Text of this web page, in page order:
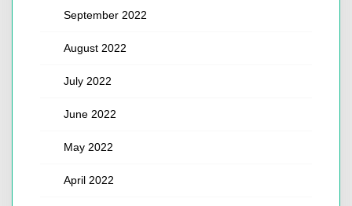
September 2022
August 2022
July 2022
June 2022
May 2022
April 2022